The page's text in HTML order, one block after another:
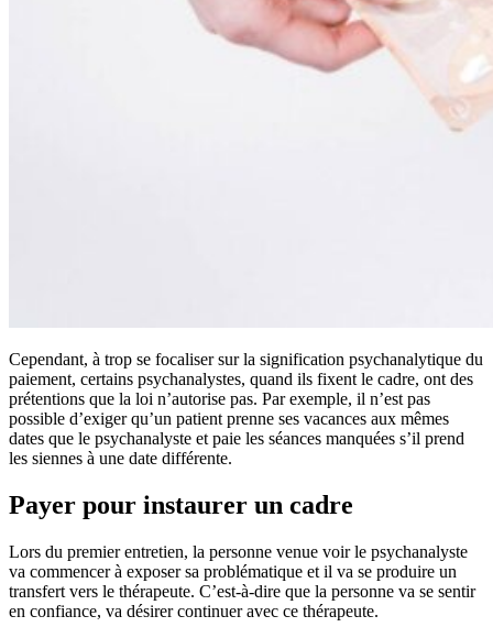
Cependant, à trop se focaliser sur la signification psychanalytique du
paiement, certains psychanalystes, quand ils fixent le cadre, ont des
prétentions que la loi n’autorise pas. Par exemple, il n’est pas
possible d’exiger qu’un patient prenne ses vacances aux mêmes
dates que le psychanalyste et paie les séances manquées s’il prend
les siennes à une date différente.
Payer pour instaurer un cadre
Lors du premier entretien, la personne venue voir le psychanalyste
va commencer à exposer sa problématique et il va se produire un
transfert vers le thérapeute. C’est-à-dire que la personne va se sentir
en confiance, va désirer continuer avec ce thérapeute.